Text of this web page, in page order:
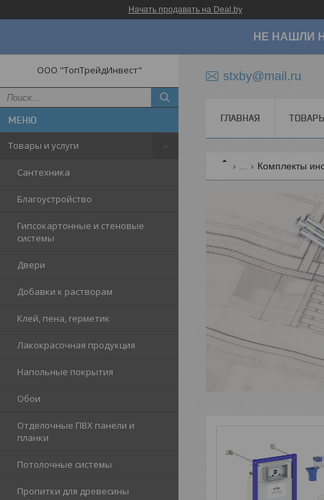
Начать продавать на Deal.by
НЕ НАШЛИ
ООО "ТопТрейдИнвест"
Товары и услуги
Сантехника
Благоустройство
Гипсокартонные и стеновые
системы
Двери
Добавки к растворам
Клей, пена, герметик
Лакокрасочная продукция
Напольные покрытия
Обои
Отделочные ПВХ панели и
планки
Потолочные системы
Пропитки для древесины
stxby@mail.ru
ГЛАВНАЯ
Комплекты